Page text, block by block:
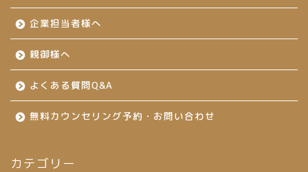
企業担当者様へ
親御様へ
よくある質問Q&A
無料カウンセリング予約・お問い合わせ
カテゴリー